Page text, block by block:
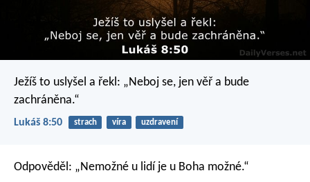
Ježíš to uslyšel a řekl: „Neboj se, jen věř a bude
zachráněna.“
Lukáš 8:50 strach víra uzdravení
Odpověděl: „Nemožné u lidí je u Boha možné.“